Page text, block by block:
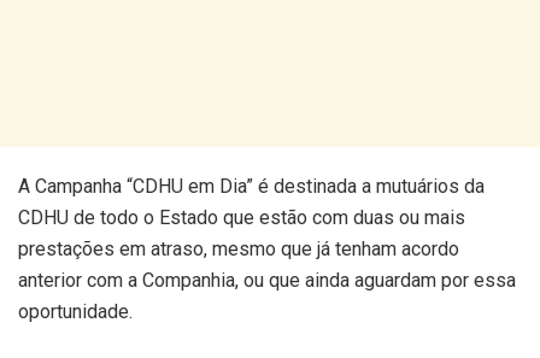
A Campanha “CDHU em Dia” é destinada a mutuários da
CDHU de todo o Estado que estão com duas ou mais
prestações em atraso, mesmo que já tenham acordo
anterior com a Companhia, ou que ainda aguardam por essa
oportunidade.